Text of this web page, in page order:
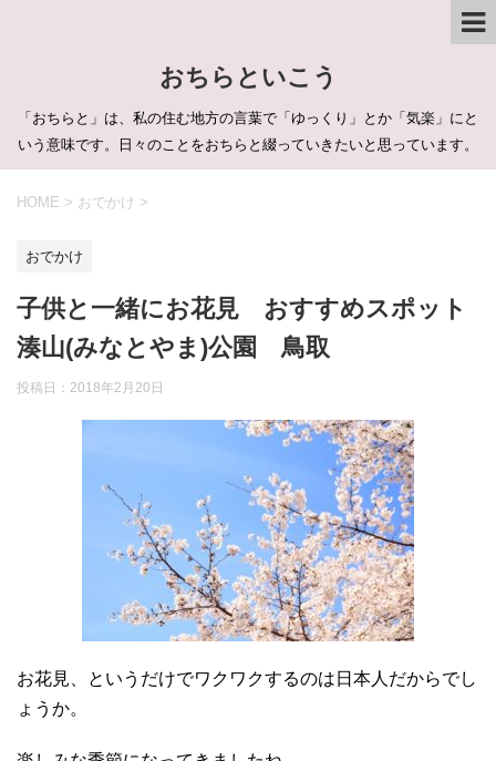
おちらといこう
「おちらと」は、私の住む地方の言葉で「ゆっくり」とか「気楽」にと
いう意味です。日々のことをおちらと綴っていきたいと思っています。
HOME > おでかけ >
おでかけ
子供と一緒にお花見 おすすめスポット
湊山(みなとやま)公園 鳥取
投稿日： 2018年2月20日
お花見、というだけでワクワクするのは日本人だからでし
ょうか。